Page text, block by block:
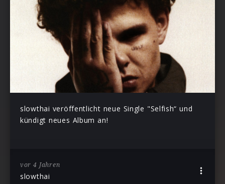
slowthai veröffentlicht neue Single "Selfish“ und
kündigt neues Album an!
vor 4 Jahren
slowthai